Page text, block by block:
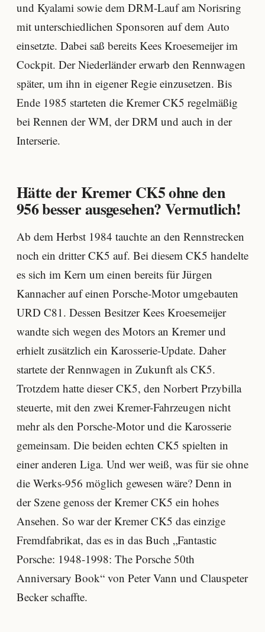
und Kyalami sowie dem DRM-Lauf am Norisring
mit unterschiedlichen Sponsoren auf dem Auto
einsetzte. Dabei saß bereits Kees Kroesemeijer im
Cockpit. Der Niederländer erwarb den Rennwagen
später, um ihn in eigener Regie einzusetzen. Bis
Ende 1985 starteten die Kremer CK5 regelmäßig
bei Rennen der WM, der DRM und auch in der
Interserie.
Hätte der Kremer CK5 ohne den
956 besser ausgesehen? Vermutlich!
Ab dem Herbst 1984 tauchte an den Rennstrecken
noch ein dritter CK5 auf. Bei diesem CK5 handelte
es sich im Kern um einen bereits für Jürgen
Kannacher auf einen Porsche-Motor umgebauten
URD C81. Dessen Besitzer Kees Kroesemeijer
wandte sich wegen des Motors an Kremer und
erhielt zusätzlich ein Karosserie-Update. Daher
startete der Rennwagen in Zukunft als CK5.
Trotzdem hatte dieser CK5, den Norbert Przybilla
steuerte, mit den zwei Kremer-Fahrzeugen nicht
mehr als den Porsche-Motor und die Karosserie
gemeinsam. Die beiden echten CK5 spielten in
einer anderen Liga. Und wer weiß, was für sie ohne
die Werks-956 möglich gewesen wäre? Denn in
der Szene genoss der Kremer CK5 ein hohes
Ansehen. So war der Kremer CK5 das einzige
Fremdfabrikat, das es in das Buch „Fantastic
Porsche: 1948-1998: The Porsche 50th
Anniversary Book“ von Peter Vann und Clauspeter
Becker schaffte.